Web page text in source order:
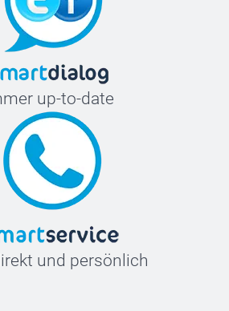
up-to-date
und persönlich